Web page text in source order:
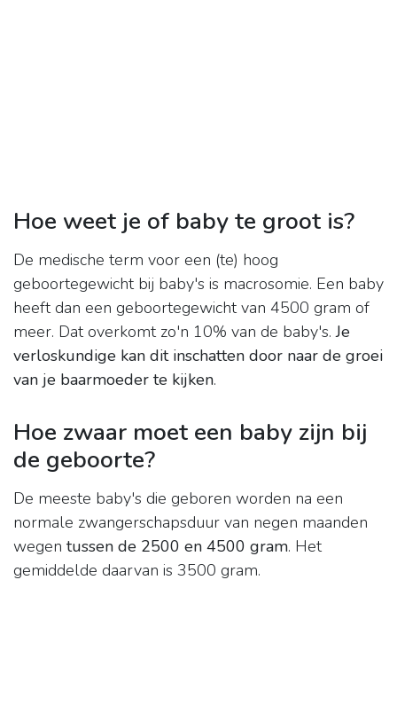
Hoe weet je of baby te groot is?
De medische term voor een (te) hoog
geboortegewicht bij baby's is macrosomie. Een baby
heeft dan een geboortegewicht van 4500 gram of
meer. Dat overkomt zo'n 10% van de baby's.Je
verloskundige kan dit inschatten door naar de groei
van je baarmoeder te kijken.
Hoe zwaar moet een baby zijn bij
de geboorte?
De meeste baby's die geboren worden na een
normale zwangerschapsduur van negen maanden
wegen tussen de 2500 en 4500 gram. Het
gemiddelde daarvan is 3500 gram.